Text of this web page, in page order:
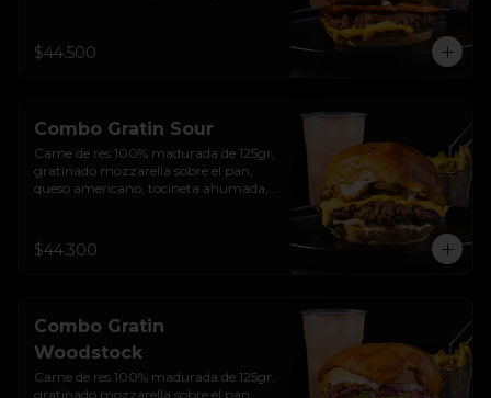
morada, sour cream de sriracha
levemente picante y pan brioche
$44.500
Combo Gratin Sour
Carne de res 100% madurada de 125gr,
gratinado mozzarella sobre el pan,
queso americano, tocineta ahumada,
pepinillos y pan brioche sellado +
papas + bebida de la casa
$44.300
Combo Gratin
Woodstock
Carne de res 100% madurada de 125gr,
gratinado mozzarella sobre el pan,